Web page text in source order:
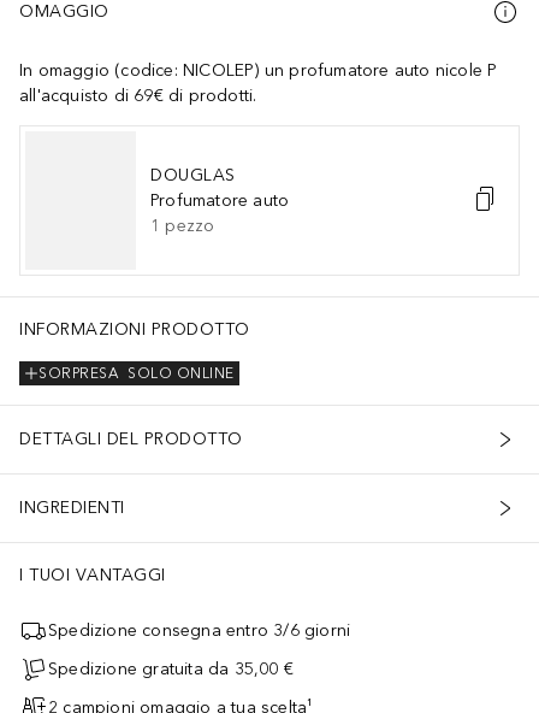
OMAGGIO
In omaggio (codice: NICOLEP) un profumatore auto nicole P
all'acquisto di 69€ di prodotti.
DOUGLAS
Profumatore auto
1 pezzo
INFORMAZIONI PRODOTTO
SOLO ONLINE
SORPRESA
DETTAGLI DEL PRODOTTO
INGREDIENTI
I TUOI VANTAGGI
Spedizione consegna entro 3/6 giorni
Spedizione gratuita da 35,00 €
2 campioni omaggio a tua scelta¹